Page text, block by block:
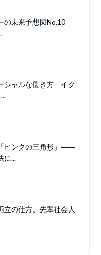
の未来予想図No,10
シャルな働き方 イク
ピンクの三角形」――
に...
立の仕方、先輩社会人